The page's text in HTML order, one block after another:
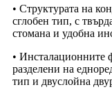
• Структурата на
сглобен тип, с
стомана и удобна
• Инсталационните
разделени на
тип и двуслойна